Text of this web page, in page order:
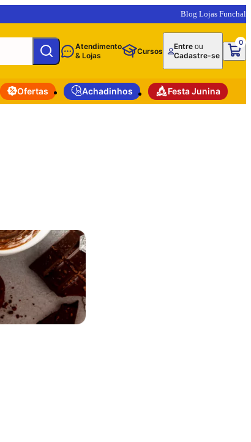
Blog Lojas Funchal
Atendimento
& Lojas
Cursos Entreou
Cadastre-se
0
Ofertas Achadinhos Festa Junina